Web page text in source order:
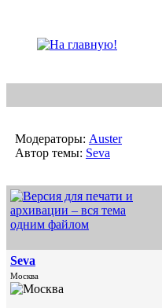
Модераторы: Auster
Автор темы: Seva
Seva
Москва